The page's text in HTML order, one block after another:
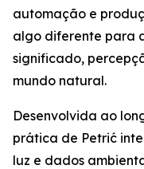
automação e
algo diferente para
significado,
mundo natural.
Desenvolvida ao
prática de Petrić
luz e dados